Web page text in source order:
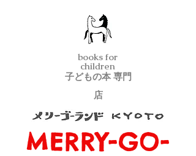
子どもの本 専門
店
books for
children
メリーゴーランド京都
MERRY-GO-